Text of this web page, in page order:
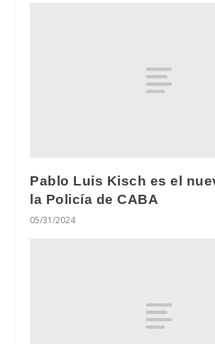
Pablo Luis Kisch es el
la Policía de CABA
05/31/2024